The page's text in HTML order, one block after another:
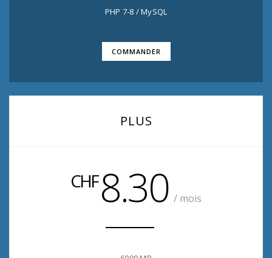
PHP 7-8 / MySQL
COMMANDER
PLUS
CHF8.30 / mois